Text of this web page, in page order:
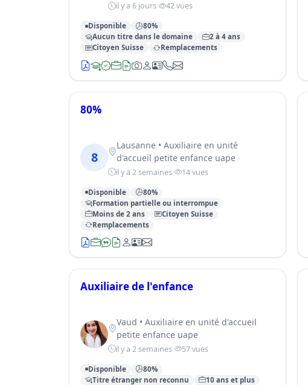
il y a 6 jours 42 vues
Disponible
80%
Aucun titre dans le domaine
2 à 4 ans
Citoyen Suisse
Remplacements
80%
8
Lausanne • Auxiliaire en unité
d'accueil petite enfance uape
il y a 2 semaines 14 vues
Disponible
80%
Formation partielle ou interrompue
Moins de 2 ans
Citoyen Suisse
Remplacements
Auxiliaire de l'enfance
Vaud • Auxiliaire en unité d'accueil
petite enfance uape
il y a 2 semaines 57 vues
Disponible
80%
Titre étranger non reconnu
10 ans et plus